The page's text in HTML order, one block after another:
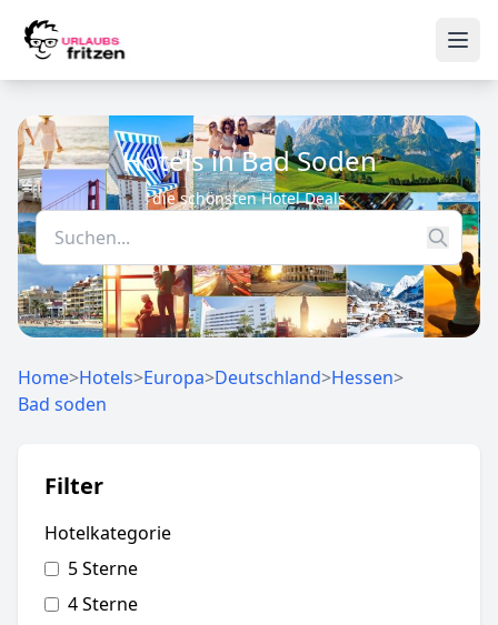
Hotels in Bad Soden
die schönsten Hotel Deals
Home>Hotels>Europa>Deutschland>Hessen>
Bad soden
Filter
Hotelkategorie
5 Sterne
4 Sterne